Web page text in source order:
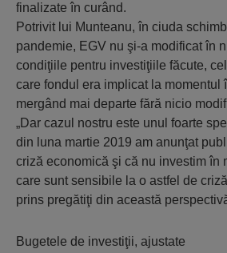
finalizate în curând.
Potrivit lui Munteanu, în ciuda
pandemie, EGV nu şi-a modificat în
condiţiile pentru investiţiile făcute,
care fondul era implicat la momentul
mergând mai departe fără nicio
„Dar cazul nostru este unul foarte
din luna martie 2019 am anunţat
criză economică şi că nu investim în
care sunt sensibile la o astfel de
prins pregătiţi din această
Bugetele de investiţii, ajustate